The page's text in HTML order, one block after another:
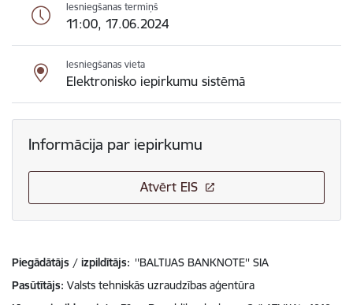
Iesniegšanas termiņš
11:00, 17.06.2024
Iesniegšanas vieta
Elektronisko iepirkumu sistēmā
Informācija par iepirkumu
Atvērt EIS
Piegādātājs / izpildītājs: ''BALTIJAS BANKNOTE'' SIA
Pasūtītājs Valsts tehniskās uzraudzības aģentūra